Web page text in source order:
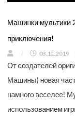
Машинки мультики
приключения!
/ 03.11.2019
От создателей
Машины) новая
намного веселее!
использованием